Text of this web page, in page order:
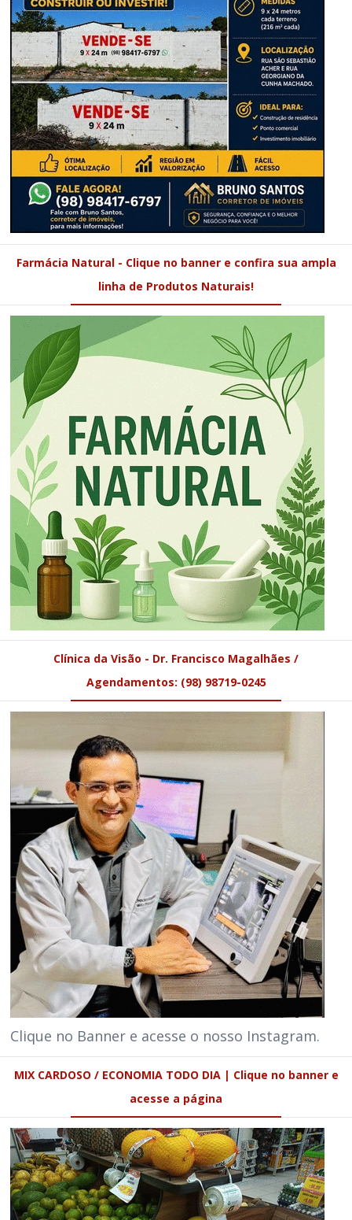
Farmácia Natural - Clique no banner e confira sua ampla
linha de Produtos Naturais!
Clínica da Visão - Dr. Francisco Magalhães /
Agendamentos: (98) 98719-0245
Clique no Banner e acesse o nosso Instagram.
MIX CARDOSO / ECONOMIA TODO DIA | Clique no banner e
acesse a página